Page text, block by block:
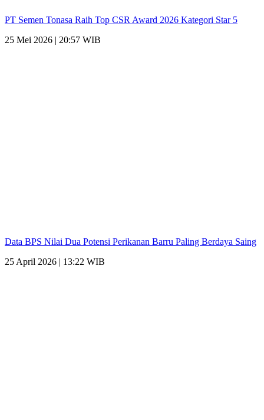
PT Semen Tonasa Raih Top CSR Award 2026 Kategori Star 5
25 Mei 2026 | 20:57 WIB
Data BPS Nilai Dua Potensi Perikanan Barru Paling Berdaya Saing
25 April 2026 | 13:22 WIB